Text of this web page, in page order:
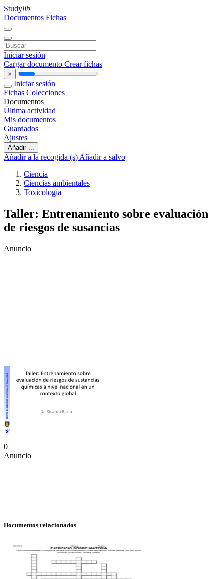
Studylib
Documentos Fichas
Iniciar sesión
Cargar documento Crear fichas
×
Iniciar sesión
Fichas Colecciones
Documentos
Última actividad
Mis documentos
Guardados
Ajustes
Añadir ...
Añadir a la recogida (s) Añadir a salvo
Ciencia
Ciencias ambientales
Toxicología
Taller: Entrenamiento sobre evaluación
de riesgos de susancias
Anuncio
0
Anuncio
Documentos relacionados